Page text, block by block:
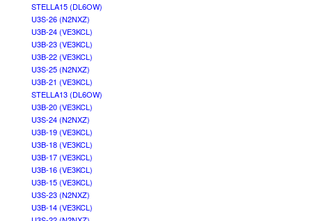
STELLA15 (DL6OW)
U3S-26 (N2NXZ)
U3B-24 (VE3KCL)
U3B-23 (VE3KCL)
U3B-22 (VE3KCL)
U3S-25 (N2NXZ)
U3B-21 (VE3KCL)
STELLA13 (DL6OW)
U3B-20 (VE3KCL)
U3S-24 (N2NXZ)
U3B-19 (VE3KCL)
U3B-18 (VE3KCL)
U3B-17 (VE3KCL)
U3B-16 (VE3KCL)
U3B-15 (VE3KCL)
U3S-23 (N2NXZ)
U3B-14 (VE3KCL)